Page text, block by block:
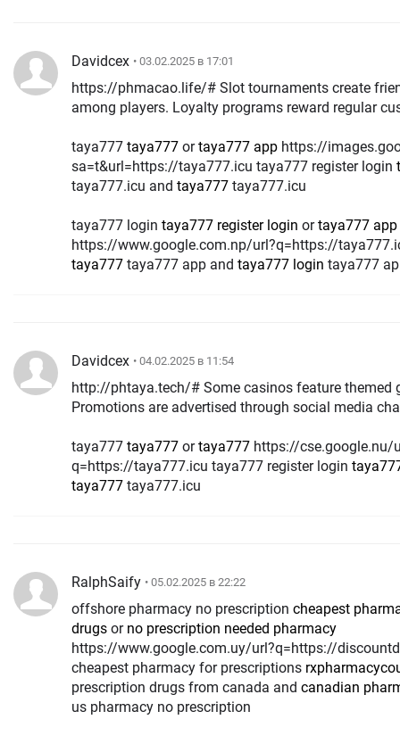
Davidcex • 03.02.2025 в 17:01
https://phmacao.life/# Slot tournaments create
among players. Loyalty programs reward
taya777 taya777 ortaya777 app
sa=t&url=https://taya777.icu taya777 register login
taya777.icu and taya777 taya777.icu
taya777 login taya777 register login ortaya777 app
https://www.google.com.np/url?q=https://
taya777 taya777 app and taya777 login taya777
Davidcex • 04.02.2025 в 11:54
http://phtaya.tech/# Some casinos feature themed
Promotions are advertised through social media
taya777 taya777 ortaya777
q=https://taya777.icu taya777 register login
taya777 taya777.icu
RalphSaify • 05.02.2025 в 22:22
offshore pharmacy no prescription cheapest
drugs or no prescription needed pharmacy
https://www.google.com.uy/url?q=https://
cheapest pharmacy for prescriptions
prescription drugs from canada and canadian
us pharmacy no prescription